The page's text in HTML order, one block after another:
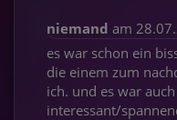
niemand am
es war schon ein
die einem zum
ich. und es war
interessant/